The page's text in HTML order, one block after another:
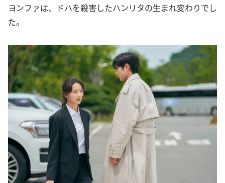
ヨンファは、ドハを殺害したハンリタの生まれ変わりでし
た。